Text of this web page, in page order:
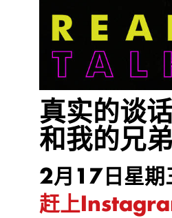
真实的谈
和我的兄
2月17日星期
赶上